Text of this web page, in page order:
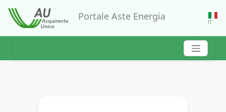
Portale Aste Energia IT